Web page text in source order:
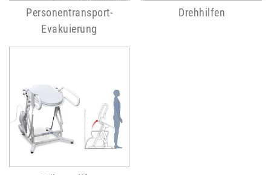
Personentransport-
Evakuierung
Drehhilfen